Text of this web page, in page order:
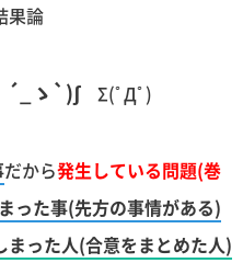
果論
´_ゝ`)ʃΣ(ﾟДﾟ)
だから発生している問題(巻
った事(先方の事情がある)
まった人(合意をまとめた人)